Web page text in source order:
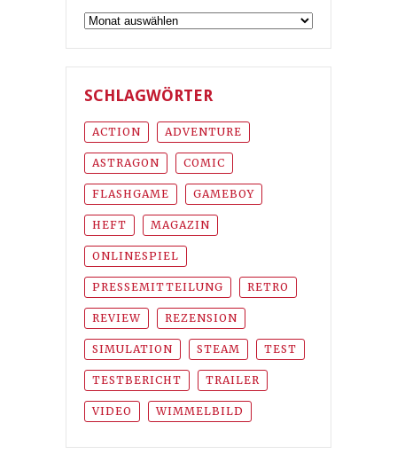
Archiv
SCHLAGWÖRTER
ACTION ADVENTURE
ASTRAGON COMIC
FLASHGAME GAMEBOY
HEFT MAGAZIN
ONLINESPIEL
PRESSEMITTEILUNG RETRO
REVIEW REZENSION
SIMULATION STEAM TEST
TESTBERICHT TRAILER
VIDEO WIMMELBILD